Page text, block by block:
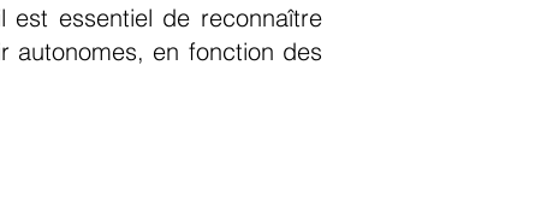
est essentiel de reconnaître
autonomes, en fonction des